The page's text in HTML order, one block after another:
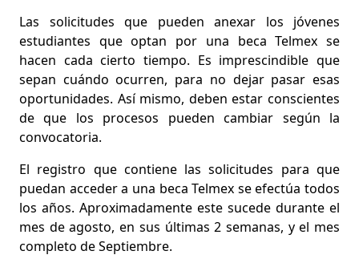
Las solicitudes que pueden anexar los jóvenes
estudiantes que optan por una beca Telmex se
hacen cada cierto tiempo. Es imprescindible que
sepan cuándo ocurren, para no dejar pasar esas
oportunidades. Así mismo, deben estar conscientes
de que los procesos pueden cambiar según la
convocatoria.
El registro que contiene las solicitudes para que
puedan acceder a una beca Telmex se efectúa todos
los años. Aproximadamente este sucede durante el
mes de agosto, en sus últimas 2 semanas, y el mes
completo de Septiembre.